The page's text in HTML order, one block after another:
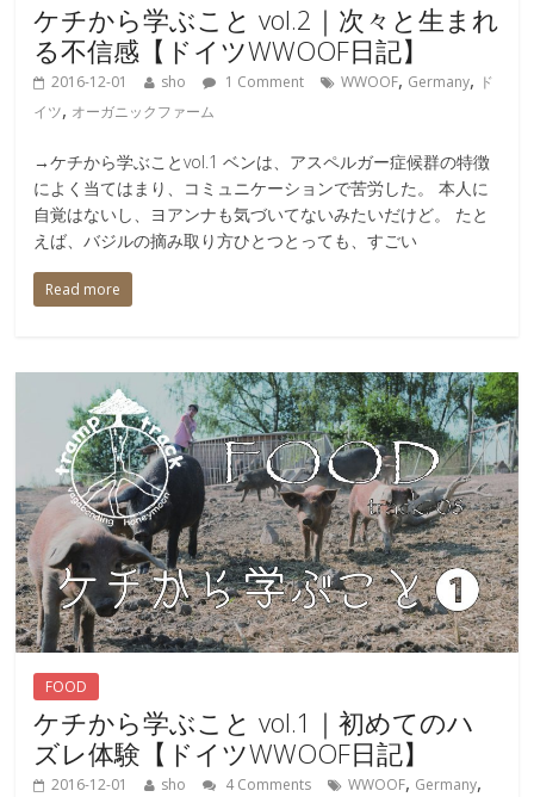
ケチから学ぶこと vol.2｜次々と生まれ
る不信感【ドイツWWOOF日記】
2016-12-01 sho 1 Comment WWOOF, Germany, ド
イツ, オーガニックファーム
→ケチから学ぶことvol.1 ベンは、アスペルガー症候群の特徴
によく当てはまり、コミュニケーションで苦労した。 本人に
自覚はないし、ヨアンナも気づいてないみたいだけど。 たと
えば、バジルの摘み取り方ひとつとっても、すごい
Read more
FOOD
ケチから学ぶこと vol.1｜初めてのハ
ズレ体験【ドイツWWOOF日記】
2016-12-01 sho 4 Comments WWOOF, Germany,